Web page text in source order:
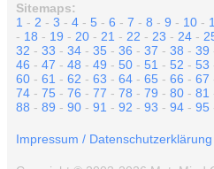
Sitemaps:
1 - 2 - 3 - 4 - 5 - 6 - 7 - 8 - 9 - 10 -
- 18 - 19 - 20 - 21 - 22 - 23 - 24 -
32 - 33 - 34 - 35 - 36 - 37 - 38 - 39
46 - 47 - 48 - 49 - 50 - 51 - 52 - 53
60 - 61 - 62 - 63 - 64 - 65 - 66 - 67
74 - 75 - 76 - 77 - 78 - 79 - 80 - 81
88 - 89 - 90 - 91 - 92 - 93 - 94 - 95
Impressum / Datenschutzerklärung